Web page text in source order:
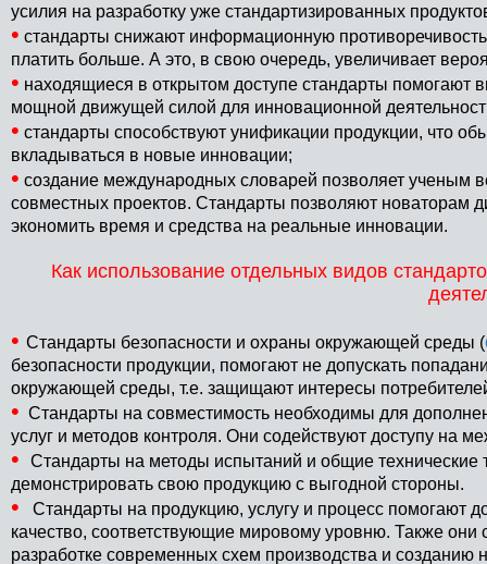
усилия на разработку уже стандартизированных
• стандарты снижают информационную
платить больше. А это, в свою очередь, увеличивает
• находящиеся в открытом доступе стандарты
мощной движущей силой для инновационной
• стандарты способствуют унификации продукции, что
вкладываться в новые инновации;
• создание международных словарей позволяет ученым
совместных проектов. Стандарты позволяют новаторам
экономить время и средства на реальные инновации.
Как использование отдельных видов
• Стандарты безопасности и охраны окружающей среды (
безопасности продукции, помогают не допускать
окружающей среды, т.е. защищают интересы
• Стандарты на совместимость необходимы для
услуг и методов контроля. Они содействуют доступу на
•
Стандарты на методы испытаний и общие технические
демонстрировать свою продукцию с выгодной стороны.
• Стандарты на продукцию, услугу и процесс помогают
качество, соответствующие мировому уровню. Также
разработке современных схем производства и созданию